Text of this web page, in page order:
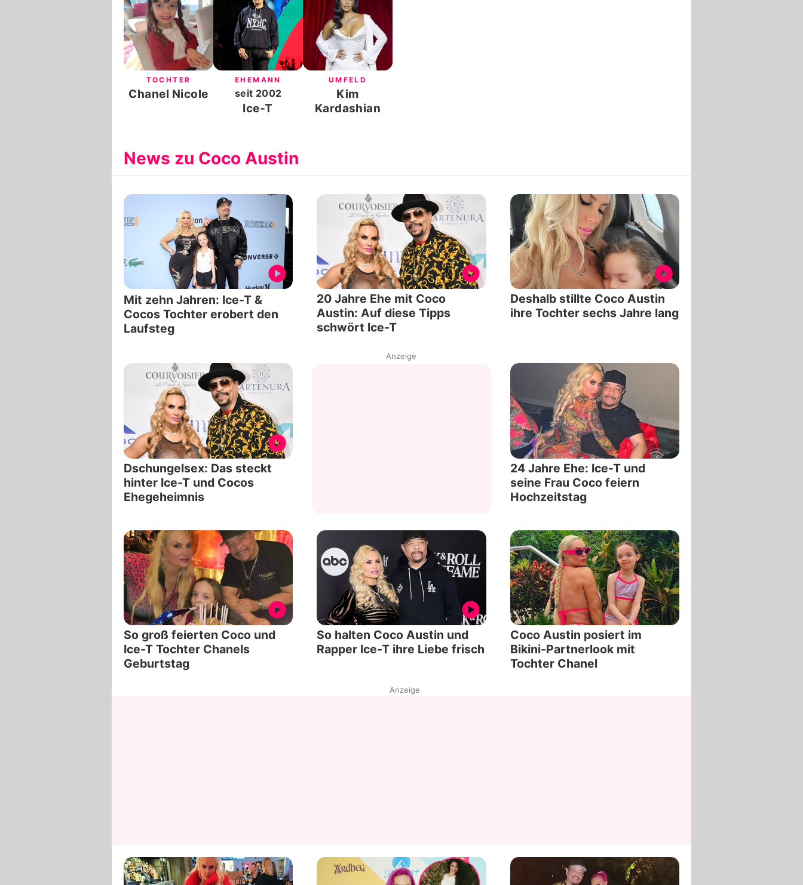
TOCHTER
Chanel Nicole
EHEMANN
seit 2002
Ice-T
UMFELD
Kim
Kardashian
News zu Coco Austin
Mit zehn Jahren: Ice-T &
Cocos Tochter erobert den
Laufsteg
20 Jahre Ehe mit Coco
Austin: Auf diese Tipps
schwört Ice-T
Deshalb stillte Coco Austin
ihre Tochter sechs Jahre lang
Dschungelsex: Das steckt
hinter Ice-T und Cocos
Ehegeheimnis
Anzeige
24 Jahre Ehe: Ice-T und
seine Frau Coco feiern
Hochzeitstag
So groß feierten Coco und
Ice-T Tochter Chanels
Geburtstag
So halten Coco Austin und
Rapper Ice-T ihre Liebe frisch
Coco Austin posiert im
Bikini-Partnerlook mit
Tochter Chanel
Anzeige